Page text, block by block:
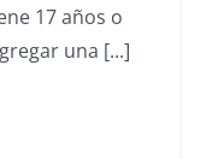
17 años o
una [...]